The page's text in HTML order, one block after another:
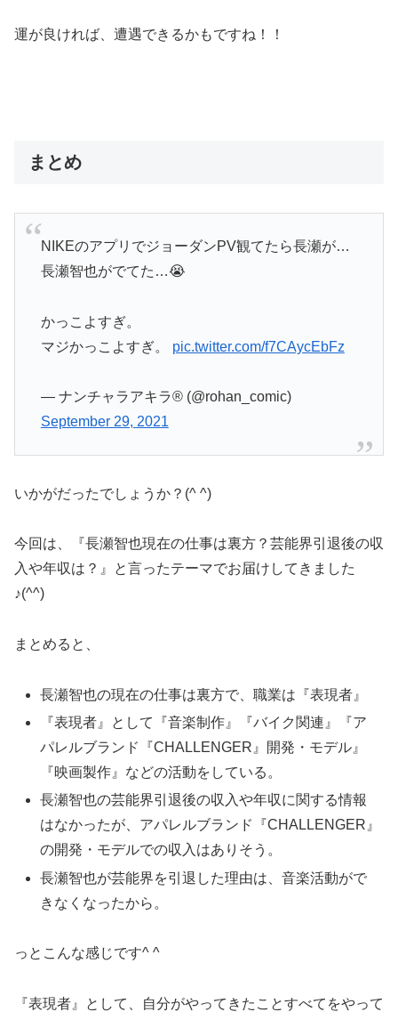
運が良ければ、遭遇できるかもですね！！
まとめ
NIKEのアプリでジョーダンPV観てたら長瀬が…
長瀬智也がでてた…😭
かっこよすぎ。
マジかっこよすぎ。 pic.twitter.com/f7CAycEbFz
— ナンチャラアキラ®︎ (@rohan_comic)
September 29, 2021
いかがだったでしょうか？(^ ^)
今回は、『長瀬智也現在の仕事は裏方？芸能界引退後の収
入や年収は？』と言ったテーマでお届けしてきました
♪(^^)
まとめると、
長瀬智也の現在の仕事は裏方で、職業は『表現者』
『表現者』として『音楽制作』『バイク関連』『ア
パレルブランド『CHALLENGER』開発・モデル』
『映画製作』などの活動をしている。
長瀬智也の芸能界引退後の収入や年収に関する情報
はなかったが、アパレルブランド『CHALLENGER』
の開発・モデルでの収入はありそう。
長瀬智也が芸能界を引退した理由は、音楽活動がで
きなくなったから。
っとこんな感じです^ ^
『表現者』として、自分がやってきたことすべてをやって